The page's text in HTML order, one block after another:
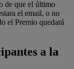
de que el último
el email, o no
el Premio quedará
a la